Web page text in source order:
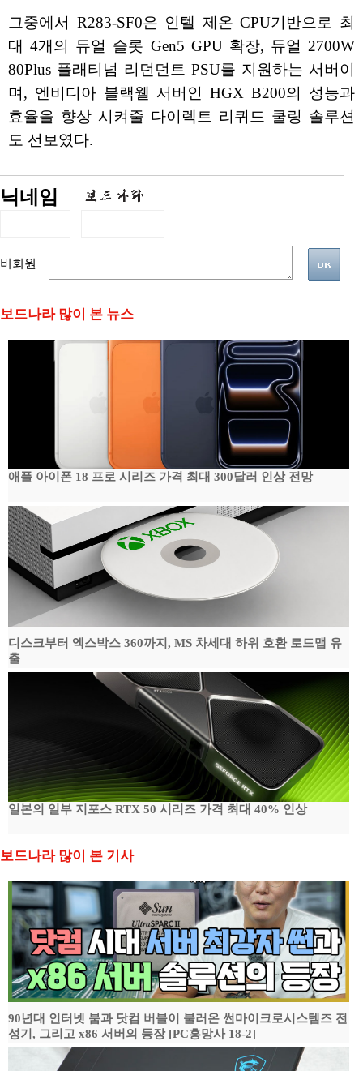
그중에서 R283-SF0은 인텔 제온 CPU기반으로 최
대 4개의 듀얼 슬롯 Gen5 GPU 확장, 듀얼 2700W
80Plus 플래티넘 리던던트 PSU를 지원하는 서버이
며, 엔비디아 블랙웰 서버인 HGX B200의 성능과
효율을 향상 시켜줄 다이렉트 리퀴드 쿨링 솔루션
도 선보였다.
닉네임
비회원
보드나라 많이 본 뉴스
애플 아이폰 18 프로 시리즈 가격 최대 300달러 인상 전망
디스크부터 엑스박스 360까지, MS 차세대 하위 호환 로드맵 유
출
일본의 일부 지포스 RTX 50 시리즈 가격 최대 40% 인상
보드나라 많이 본 기사
90년대 인터넷 붐과 닷컴 버블이 불러온 썬마이크로시스템즈 전
성기, 그리고 x86 서버의 등장 [PC흥망사 18-2]